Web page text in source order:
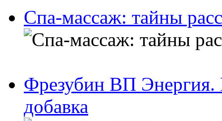
Спа-массаж: тайны
Фрезубин ВП Энергия.
добавка